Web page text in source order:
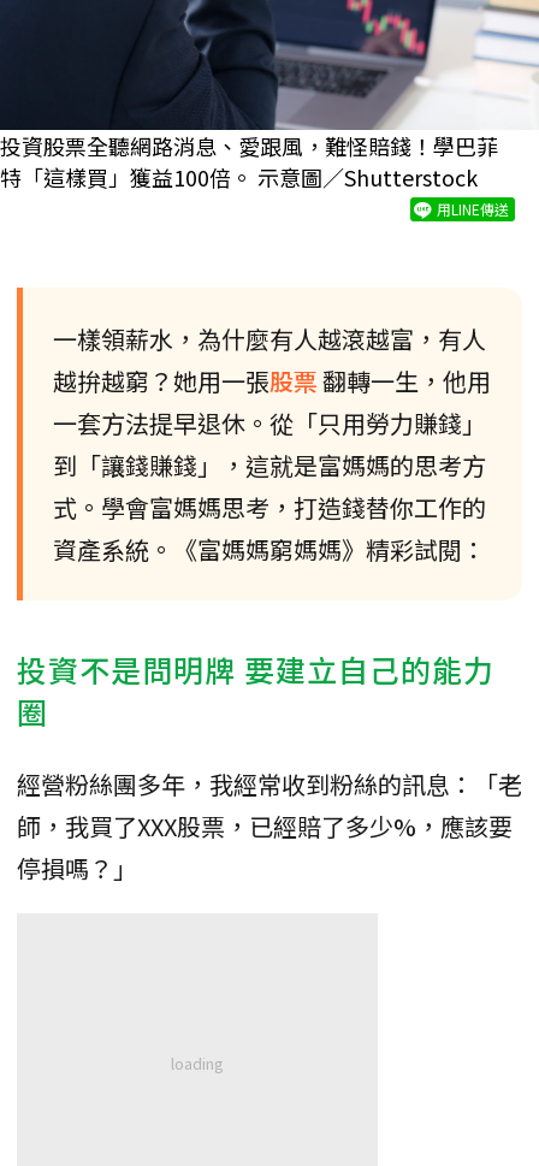
投資股票全聽網路消息、愛跟風，難怪賠錢！學巴菲
特「這樣買」獲益100倍。 示意圖／Shutterstock
用LINE傳送
一樣領薪水，為什麼有人越滾越富，有人
越拚越窮？她用一張股票翻轉一生，他用
一套方法提早退休。從「只用勞力賺錢」
到「讓錢賺錢」，這就是富媽媽的思考方
式。學會富媽媽思考，打造錢替你工作的
資產系統。《富媽媽窮媽媽》精彩試閱：
投資不是問明牌 要建立自己的能力
圈
經營粉絲團多年，我經常收到粉絲的訊息：「老
師，我買了XXX股票，已經賠了多少%，應該要
停損嗎？」